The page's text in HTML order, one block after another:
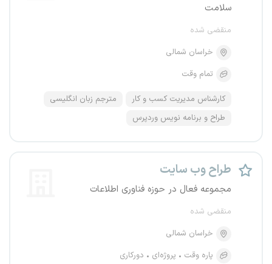
سلامت
منقضی شده
خراسان شمالی
تمام وقت
کارشناس مدیریت کسب و کار
مترجم زبان انگلیسی
طراح و برنامه نویس وردپرس
طراح وب سایت
مجموعه فعال در حوزه فناوری اطلاعات
منقضی شده
خراسان شمالی
پاره وقت
پروژه‌ای دورکاری